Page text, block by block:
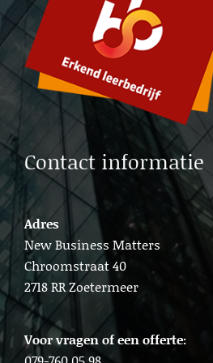
Lead generation b2b Delft
Lead b2b generation Amsterdam
Contact informatie
Adres
New Business Matters
Chroomstraat 40
2718 RR Zoetermeer
Voor vragen of een offerte: